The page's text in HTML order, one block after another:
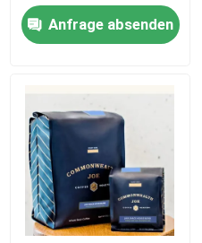
Reißverschluss-starke
SperreAnfrage absenden